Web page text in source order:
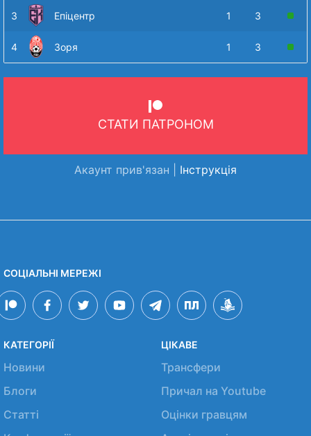
3 Епіцентр 1 3
4 Зоря 1 3
СТАТИ ПАТРОНОМ
Акаунт прив'язан | Інструкція
СОЦІАЛЬНІ МЕРЕЖІ
КАТЕГОРІЇ
Новини
Блоги
Статті
ЦІКАВЕ
Трансфери
Причал на Youtube
Оцінки гравцям